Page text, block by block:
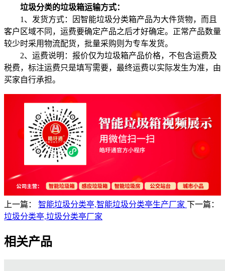
垃圾分类的垃圾箱运输方式：
1、发货方式：因智能垃圾分类箱产品为大件货物，而且
客户区域不同，运费要确定产品之后才好确定。正常产品数量
较少时采用物流配货，批量采购则为专车发货。
2、运费说明：报价仅为垃圾箱产品价格，不包含运费及
税费，标注运费只是填写需要，最终运费以实际发生为准，由
买家自行承担。
上一篇： 智能垃圾分类亭,智能垃圾分类亭生产厂家 下一篇：
垃圾分类亭,垃圾分类亭厂家
相关产品